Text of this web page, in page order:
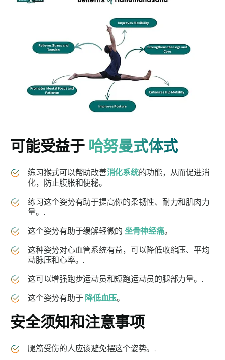
可能受益于 哈努曼式体式
练习猴式可以帮助改善消化系统的功能，从而促进消
化，防止腹胀和便秘。
练习这个姿势有助于提高你的柔韧性、耐力和肌肉力
量。.
这个姿势有助于缓解轻微的 坐骨神经痛。
这种姿势对心血管系统有益，可以降低收缩压、平均
动脉压和心率。.
这可以增强跑步运动员和短跑运动员的腿部力量。.
这个姿势有助于 降低血压。
安全须知和注意事项
腿筋受伤的人应该避免摆这个姿势。.